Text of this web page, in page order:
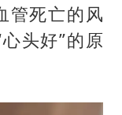
管死亡的风
头好”的原